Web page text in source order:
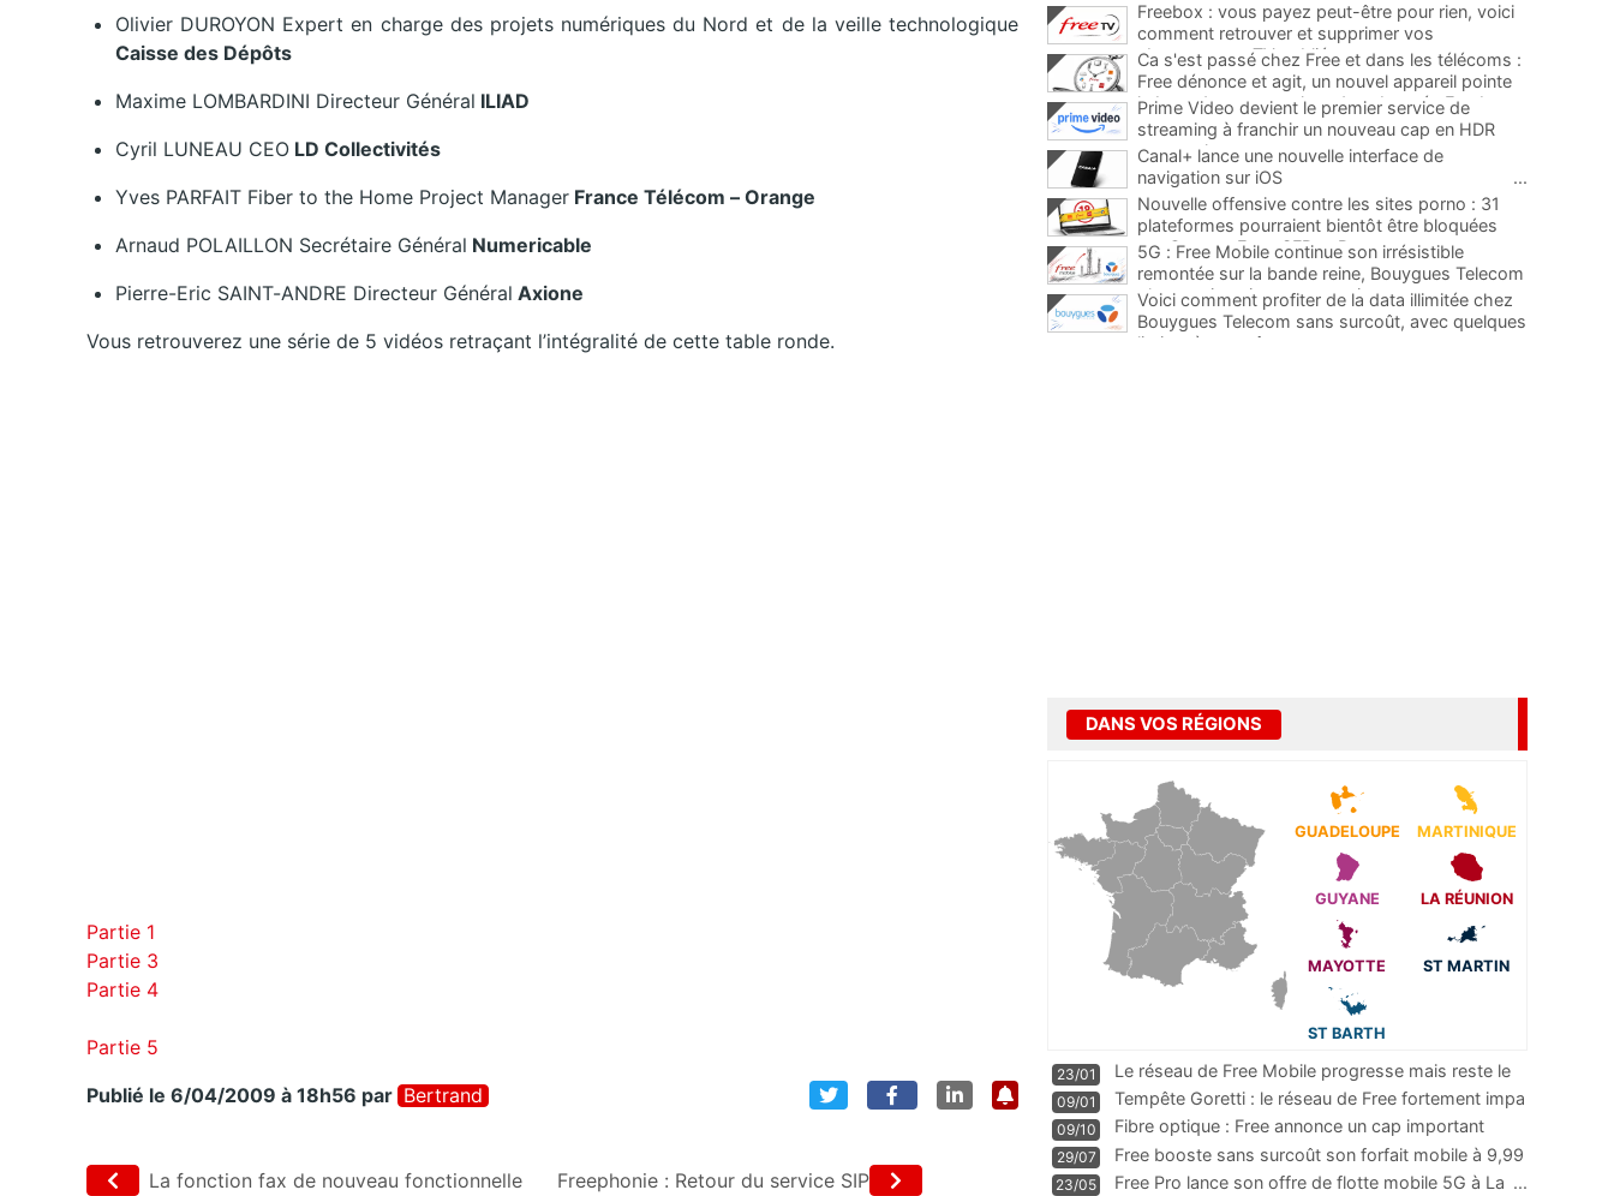
Olivier DUROYON Expert en charge des projets numériques du Nord et de la veille technologique
Caisse des Dépôts
Maxime LOMBARDINI Directeur Général ILIAD
Cyril LUNEAU CEO LD Collectivités
Yves PARFAIT Fiber to the Home Project Manager France Télécom – Orange
Arnaud POLAILLON Secrétaire Général Numericable
Pierre-Eric SAINT-ANDRE Directeur Général Axione
Vous retrouverez une série de 5 vidéos retraçant l’intégralité de cette table ronde.
Partie 1
Partie 3
Partie 4
Partie 5
Publié le 6/04/2009 à 18h56 par Bertrand
La fonction fax de nouveau fonctionnelle Freephonie : Retour du service SIP
Freebox : vous payez peut-être pour rien, voici
comment retrouver et supprimer vos
abonnements TV oubliés
...
Ca s'est passé chez Free et dans les télécoms :
Free dénonce et agit, un nouvel appareil pointe
le bout de son nez chez des abonnés Freebox...
Prime Video devient le premier service de
streaming à franchir un nouveau cap en HDR
avec ce lancement
Canal+ lance une nouvelle interface de
navigation sur iOS
...
Nouvelle offensive contre les sites porno : 31
plateformes pourraient bientôt être bloquées
par Orange, Free, SFR et Bouygues
5G : Free Mobile continue son irrésistible
remontée sur la bande reine, Bouygues Telecom
plus que jamais sous pression
Voici comment profiter de la data illimitée chez
Bouygues Telecom sans surcoût, avec quelques
limites à connaître
DANS VOS RÉGIONS
GUADELOUPE MARTINIQUE
GUYANE LA RÉUNION
MAYOTTE ST MARTIN
ST BARTH
23/01
Le réseau de Free Mobile progresse mais reste le
m
...
09/01
Tempête Goretti : le réseau de Free fortement impa
09/10
Fibre optique : Free annonce un cap important
pass
...
29/07
Free booste sans surcoût son forfait mobile à 9,99
23/05 Free Pro lance son offre de flotte mobile 5G à La ...